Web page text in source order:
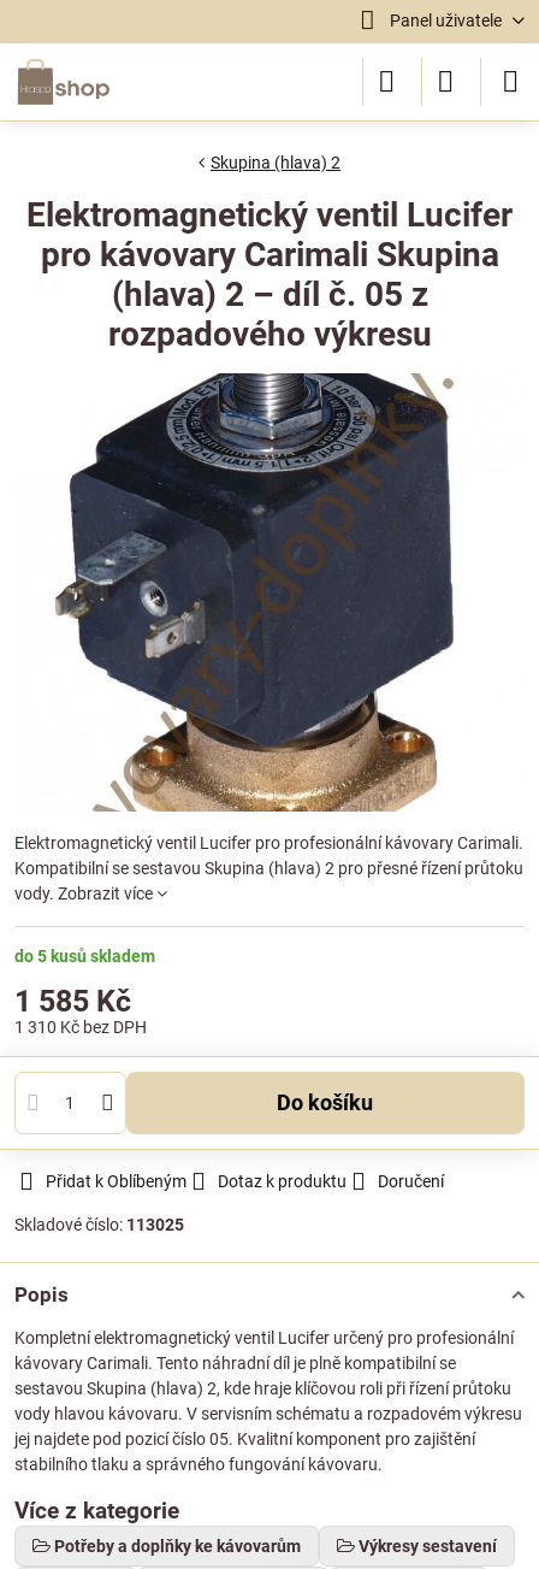
Panel uživatele
Skupina (hlava) 2
Elektromagnetický ventil Lucifer
pro kávovary Carimali Skupina
(hlava) 2 – díl č. 05 z
rozpadového výkresu
Elektromagnetický ventil Lucifer pro profesionální kávovary Carimali.
Kompatibilní se sestavou Skupina (hlava) 2 pro přesné řízení průtoku
vody. Zobrazit více
do 5 kusů skladem
1 585 Kč
1 310 Kč bez DPH
Do košíku
Přidat k Oblíbeným Dotaz k produktu Doručení
Skladové číslo: 113025
Popis
Kompletní elektromagnetický ventil Lucifer určený pro profesionální
kávovary Carimali. Tento náhradní díl je plně kompatibilní se
sestavou Skupina (hlava) 2, kde hraje klíčovou roli při řízení průtoku
vody hlavou kávovaru. V servisním schématu a rozpadovém výkresu
jej najdete pod pozicí číslo 05. Kvalitní komponent pro zajištění
stabilního tlaku a správného fungování kávovaru.
Více z kategorie
Potřeby a doplňky ke kávovarům Výkresy sestavení